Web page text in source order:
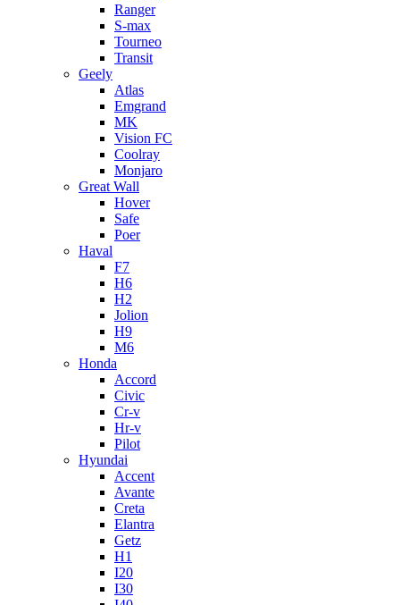
Ranger
S-max
Tourneo
Transit
Geely
Atlas
Emgrand
MK
Vision FC
Coolray
Monjaro
Great Wall
Hover
Safe
Poer
Haval
F7
H6
H2
Jolion
H9
M6
Honda
Accord
Civic
Cr-v
Hr-v
Pilot
Hyundai
Accent
Avante
Creta
Elantra
Getz
H1
I20
I30